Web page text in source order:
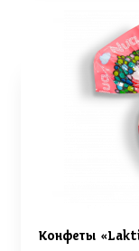
Конфеты «Lakti